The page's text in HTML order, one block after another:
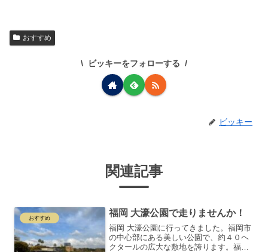
おすすめ
ビッキーをフォローする
ビッキー
関連記事
おすすめ 福岡 大濠公園で走りませんか！
福岡 大濠公園に行ってきました。福岡市
の中心部にある美しい公園で、約４０ヘ
クタールの広大な敷地を誇ります。福岡